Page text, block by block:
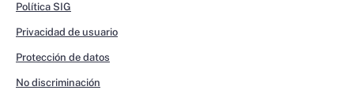
Política SIG
Privacidad de usuario
Protección de datos
No discriminación